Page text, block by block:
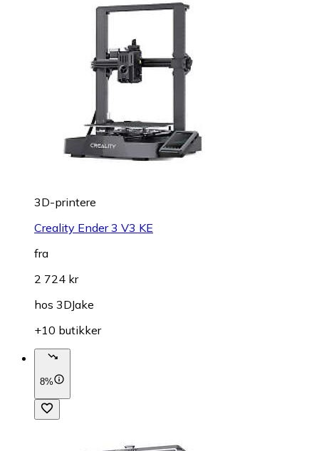
3D-printere
Creality Ender 3 V3 KE
fra
2 724 kr
hos 3DJake
+10 butikker
8%